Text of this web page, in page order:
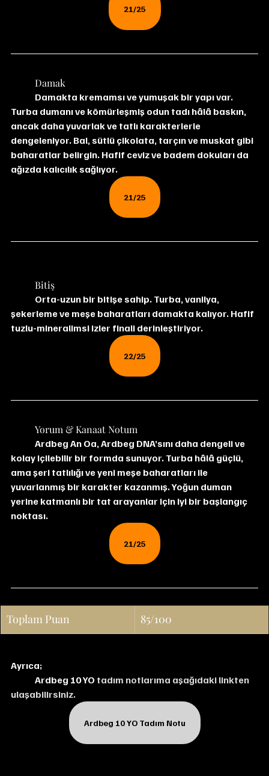
21/25
	Damak
Turba dumanı ve kömürleşmiş odun tadı hâlâ baskın,
ancak daha yuvarlak ve tatlı karakterlerle
dengeleniyor. Bal, sütlü çikolata, tarçın ve muskat gibi
baharatlar belirgin. Hafif ceviz ve badem dokuları da
ağızda kalıcılık sağlıyor.
21/25
	Bitiş
şekerleme ve meşe baharatları damakta kalıyor. Hafif
tuzlu-mineralimsi izler finali derinleştiriyor.
22/25
	Yorum & Kanaat Notum
kolay içilebilir bir formda sunuyor. Turba hâlâ güçlü,
ama şeri tatlılığı ve yeni meşe baharatları ile
yuvarlanmış bir karakter kazanmış. Yoğun duman
yerine katmanlı bir tat arayanlar için iyi bir başlangıç
noktası.
21/25
Toplam Puan 85/100
Ayrıca;
Ardbeg 10 YO tadım notlarıma aşağıdaki linkten
ulaşabilirsiniz.
Ardbeg 10 YO Tadım Notu